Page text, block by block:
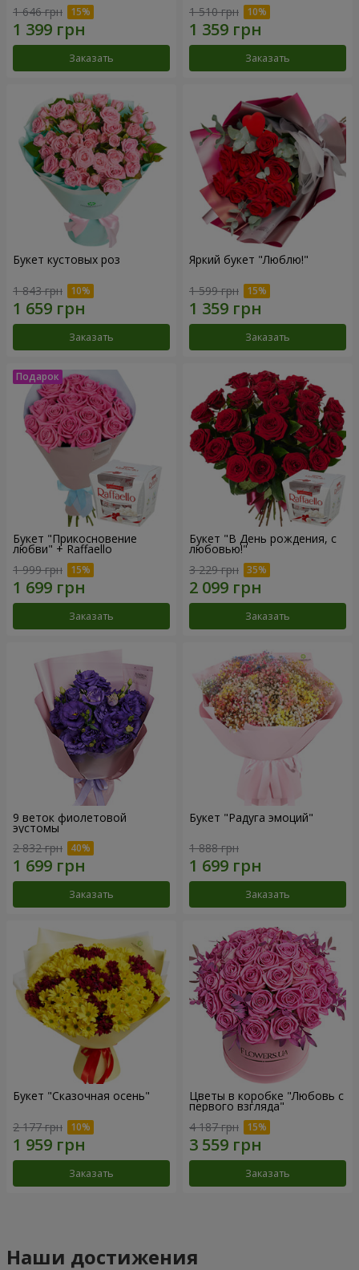
1 646 грн
Заказать
1 510 грн
Заказать
Букет кустовых роз
1 843 грн
Заказать
Яркий букет "Люблю!"
1 599 грн
Заказать
Букет "Прикосновение
любви" + Raffaello
1 999 грн
Заказать
Букет "В День рождения, с
любовью!"
3 229 грн
Заказать
9 веток фиолетовой
эустомы
2 832 грн
Заказать
Букет "Радуга эмоций"
1 888 грн
Заказать
Букет "Сказочная осень"
2 177 грн
Заказать
Цветы в коробке "Любовь с
первого взгляда"
4 187 грн
Заказать
Наши достижения